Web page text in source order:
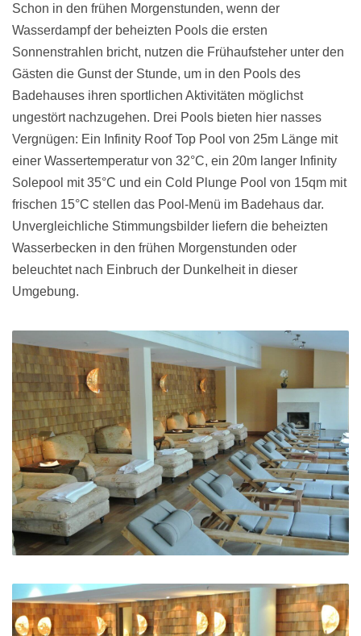
Schon in den frühen Morgenstunden, wenn der
Wasserdampf der beheizten Pools die ersten
Sonnenstrahlen bricht, nutzen die Frühaufsteher unter den
Gästen die Gunst der Stunde, um in den Pools des
Badehauses ihren sportlichen Aktivitäten möglichst
ungestört nachzugehen. Drei Pools bieten hier nasses
Vergnügen: Ein Infinity Roof Top Pool von 25m Länge mit
einer Wassertemperatur von 32°C, ein 20m langer Infinity
Solepool mit 35°C und ein Cold Plunge Pool von 15qm mit
frischen 15°C stellen das Pool-Menü im Badehaus dar.
Unvergleichliche Stimmungsbilder liefern die beheizten
Wasserbecken in den frühen Morgenstunden oder
beleuchtet nach Einbruch der Dunkelheit in dieser
Umgebung.